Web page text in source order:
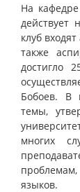
На
действует
клуб
также
достигло
Бобоев. В
темы,
многих
языков.